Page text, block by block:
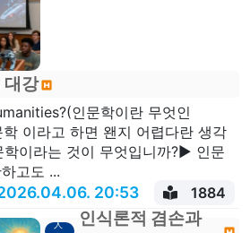
대강
인문학이란 무엇인
이라고 하면 왠지 어렵다란 생각
학이라는 것이 무엇입니까?▶ 인문
고도 ...
20:53 1884
人
인식론적 겸손과